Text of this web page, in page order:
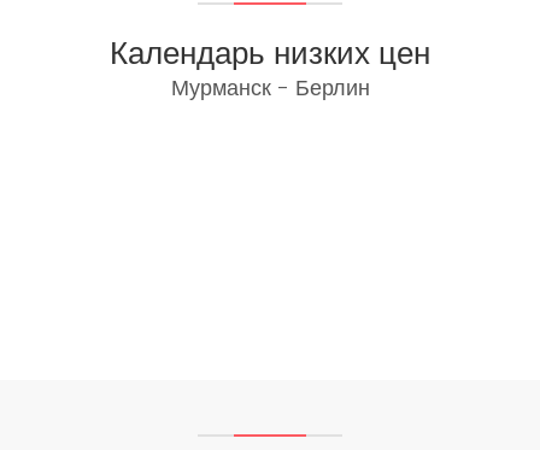
Календарь низких цен
Мурманск - Берлин